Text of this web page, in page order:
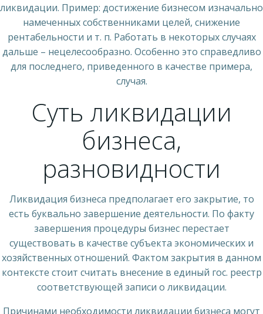
ликвидации. Пример: достижение бизнесом изначально
намеченных собственниками целей, снижение
рентабельности и т. п. Работать в некоторых случаях
дальше – нецелесообразно. Особенно это справедливо
для последнего, приведенного в качестве примера,
случая.
Суть ликвидации
бизнеса,
разновидности
Ликвидация бизнеса предполагает его закрытие, то
есть буквально завершение деятельности. По факту
завершения процедуры бизнес перестает
существовать в качестве субъекта экономических и
хозяйственных отношений. Фактом закрытия в данном
контексте стоит считать внесение в единый гос. реестр
соответствующей записи о ликвидации.
Причинами необходимости ликвидации бизнеса могут